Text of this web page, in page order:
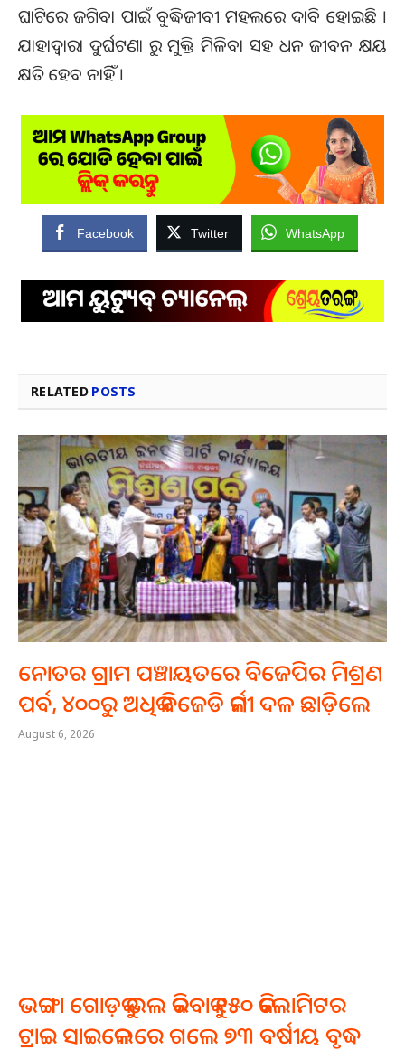
ଘାଟିରେ ଜଗିବା ପାଇଁ ବୁଦ୍ଧିଜୀବୀ ମହଲରେ ଦାବି ହୋଇଛି ।
ଯାହାଦ୍ବାରା ଦୁର୍ଘଟଣା ରୁ ମୁକ୍ତି ମିଳିବା ସହ ଧନ ଜୀବନ କ୍ଷୟ
କ୍ଷତି ହେବ ନାହିଁ ।
Facebook Twitter WhatsApp
RELATED POSTS
ନୋତର ଗ୍ରାମ ପଞ୍ଚାୟତରେ ବିଜେପିର ମିଶ୍ରଣ
ପର୍ବ, ୪୦୦ରୁ ଅଧିକ ବିଜେଡି କର୍ମୀ ଦଳ ଛାଡ଼ିଲେ
August 6, 2026
ଭଙ୍ଗା ଗୋଡ଼କୁ ଭଲ କରିବାକୁ ୧୫୦ କିଲୋମିଟର
ଟ୍ରାଇ ସାଇକେଲରେ ଗଲେ ୭୩ ବର୍ଷୀୟ ବୃଦ୍ଧ